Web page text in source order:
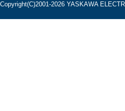
Copyright(C)2001‐2026 YASKAWA